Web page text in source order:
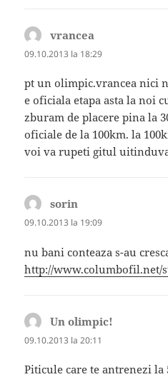
vrancea
09.10.2013 la 18:29
pt un olimpic.vrancea nici
e oficiala etapa asta la noi
zburam de placere pina la
oficiale de la 100km. la
voi va rupeti gitul
sorin
09.10.2013 la 19:09
nu bani conteaza s-au
http://www.columbofil.net/
Un olimpic!
09.10.2013 la 20:11
Piticule care te antrenezi la